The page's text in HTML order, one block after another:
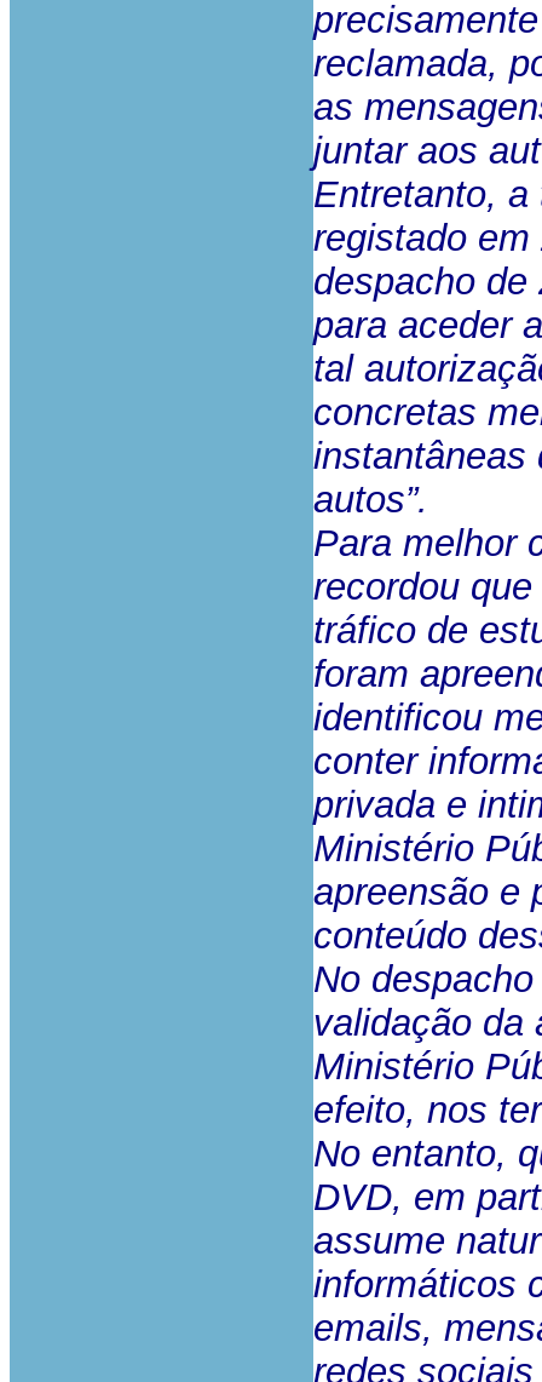
reclamada,
as
juntar aos
Entretanto, a
registado
despacho de
para aceder
tal
concretas
instantâneas
autos”.
Para melhor
recordou
tráfico de
foram
identificou
conter
privada e
Ministério
apreensão e
conteúdo
No
validação da
Ministério
efeito, nos
No entanto,
DVD, em
assume
informáticos
emails,
redes